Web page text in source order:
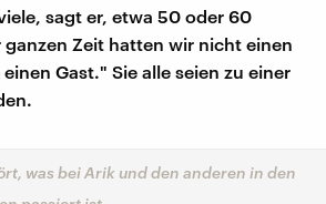
sagt er, etwa 50 oder 60
ganzen Zeit hatten wir nicht einen
Gast." Sie alle seien zu einer
was bei Arik und den anderen in den